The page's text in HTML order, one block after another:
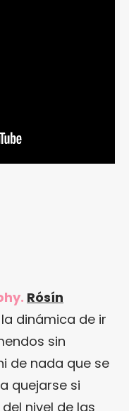
Rósín
dinámica de ir
sin
de nada que se
quejarse si
nivel de las